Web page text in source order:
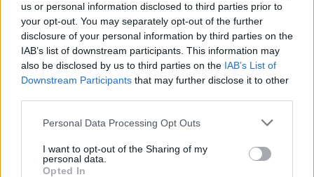
us or personal information disclosed to third parties prior to
your opt-out. You may separately opt-out of the further
disclosure of your personal information by third parties on the
IAB’s list of downstream participants. This information may
also be disclosed by us to third parties on the IAB’s List of
Downstream Participants that may further disclose it to other
Personal Data Processing Opt Outs
I want to opt-out of the Sharing of my
personal data.
Opted In
Μηχανολογικό: 4.700 νέα οχήματα στο Ηράκλειο -
ΚΡΗΤΗ 08:49
Μηχανολογικό: 4.700 νέα οχήματα
Μηχανολογικό: 4.700 νέα
οχήματα στο Ηράκλειο - Σάββατο
στο γραφείο για να μην
περιμένουν οι πολίτες
Επικίνδυνο “κοκτέιλ” μελτεμιών
Επικίνδυνο “κοκτέιλ” μελτεμιών
Και η Κρήτη στο “κόκκινο” για